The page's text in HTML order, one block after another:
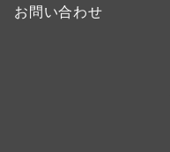
お問い合わせ